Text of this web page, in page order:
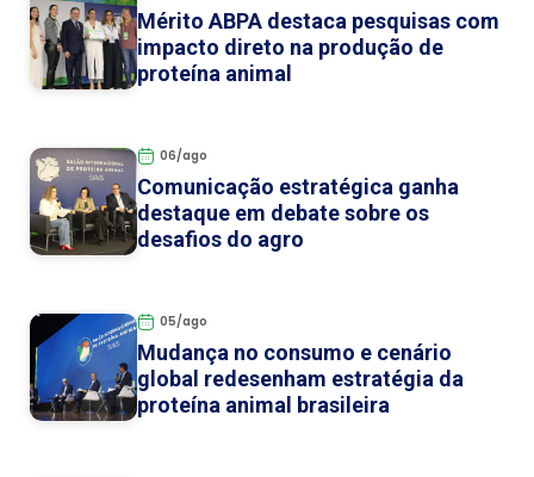
Mérito ABPA destaca pesquisas com
impacto direto na produção de
proteína animal
06/ago
Comunicação estratégica ganha
destaque em debate sobre os
desafios do agro
05/ago
Mudança no consumo e cenário
global redesenham estratégia da
proteína animal brasileira